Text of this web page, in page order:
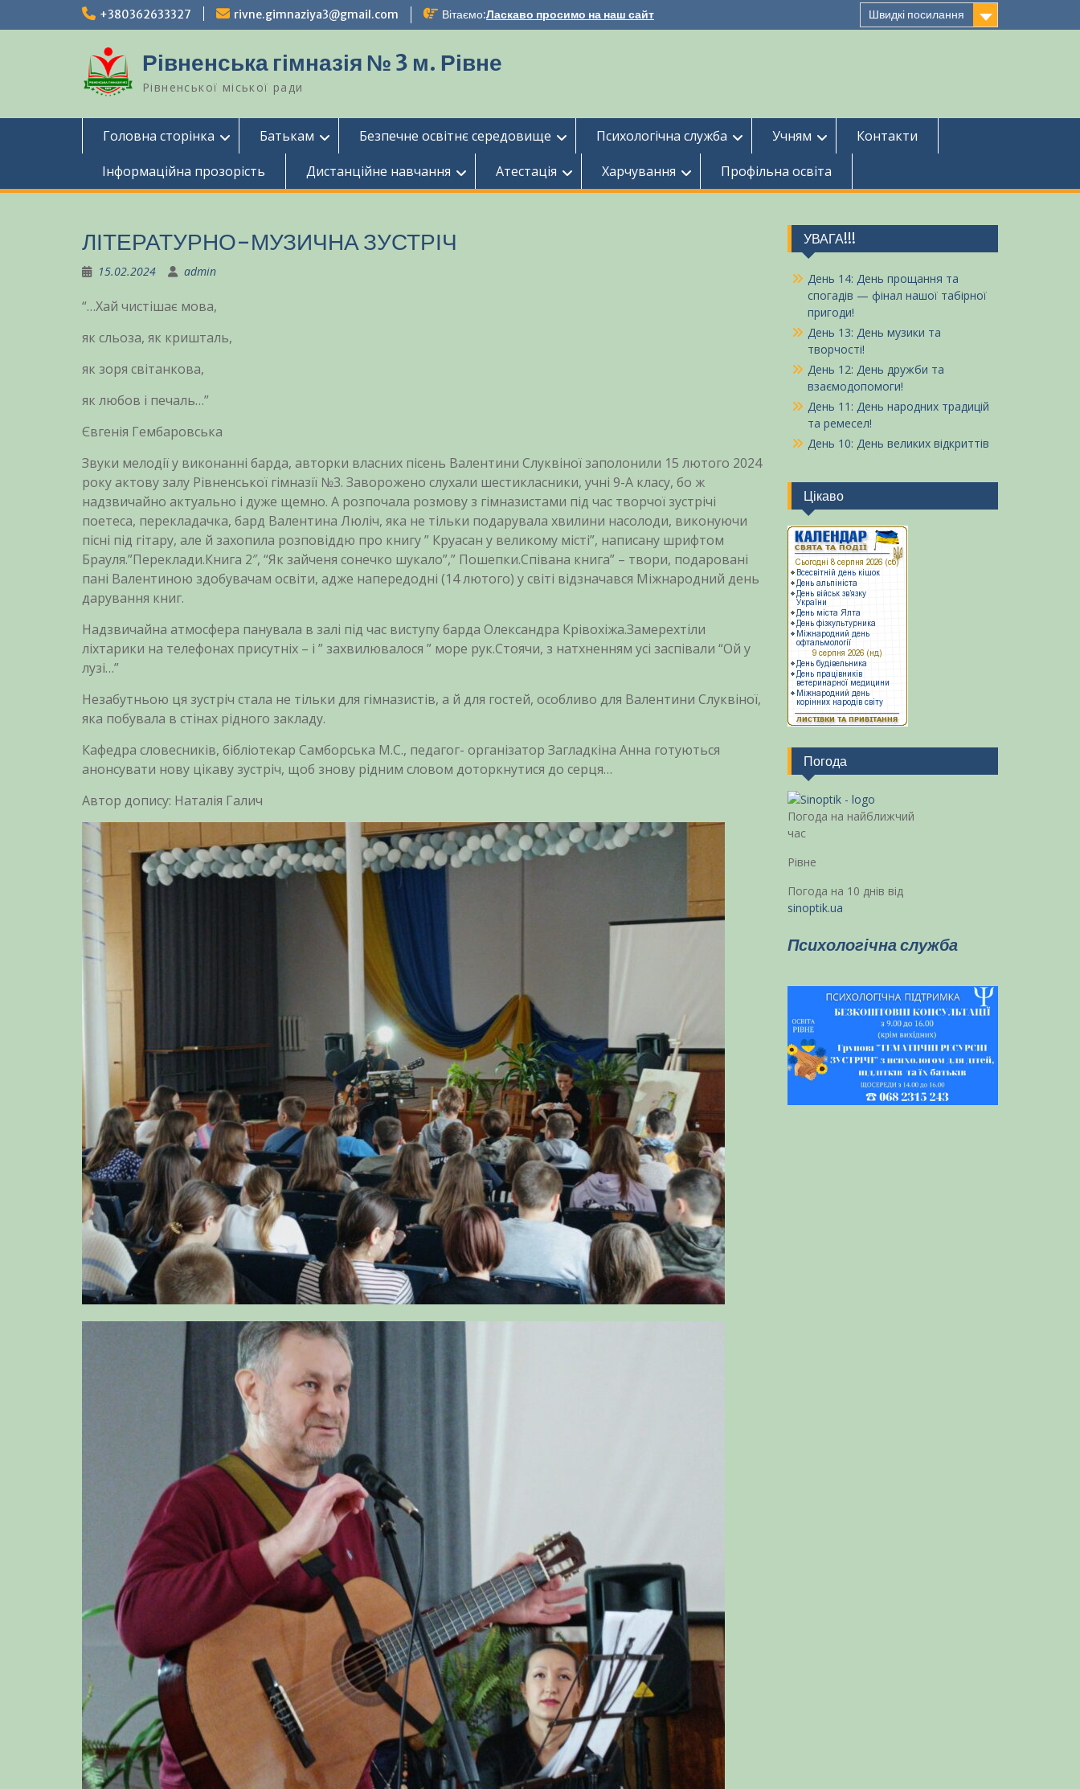
+380362633327 rivne.gimnaziya3@gmail.com Вітаємо:Ласкаво просимо на наш сайт Швидкі посилання
Рівненська гімназія № 3 м. Рівне
Рівненської міської ради
Головна сторінка Батькам Безпечне освітнє середовище Психологічна служба Учням
Контакти
Інформаційна прозорість
Дистанційне навчання Атестація Харчування Профільна освіта
ЛІТЕРАТУРНО-МУЗИЧНА ЗУСТРІЧ
15.02.2024 admin
“…Хай чистішає мова,
як сльоза, як кришталь,
як зоря світанкова,
як любов і печаль…”
Євгенія Гембаровська
Звуки мелодії у виконанні барда, авторки власних пісень Валентини Слуквіної заполонили 15 лютого 2024
року актову залу Рівненської гімназії №3. Заворожено слухали шестикласники, учні 9-А класу, бо ж
надзвичайно актуально і дуже щемно. А розпочала розмову з гімназистами під час творчої зустрічі
поетеса, перекладачка, бард Валентина Люліч, яка не тільки подарувала хвилини насолоди, виконуючи
пісні під гітару, але й захопила розповіддю про книгу ” Круасан у великому місті”, написану шрифтом
Брауля.”Переклади.Книга 2″, “Як зайченя сонечко шукало”,” Пошепки.Співана книга” – твори, подаровані
пані Валентиною здобувачам освіти, адже напередодні (14 лютого) у світі відзначався Міжнародний день
дарування книг.
Надзвичайна атмосфера панувала в залі під час виступу барда Олександра Крівохіжа.Замерехтіли
ліхтарики на телефонах присутніх – і ” захвилювалося ” море рук.Стоячи, з натхненням усі заспівали “Ой у
лузі…”
Незабутньою ця зустріч стала не тільки для гімназистів, а й для гостей, особливо для Валентини Слуквіної,
яка побувала в стінах рідного закладу.
Кафедра словесників, бібліотекар Самборська М.С., педагог- організатор Загладкіна Анна готуються
анонсувати нову цікаву зустріч, щоб знову рідним словом доторкнутися до серця…
Автор допису: Наталія Галич
УВАГА!!!
День 14: День прощання та
спогадів — фінал нашої табірної
пригоди!
День 13: День музики та
творчості!
День 12: День дружби та
взаємодопомоги!
День 11: День народних традицій
та ремесел!
День 10: День великих відкриттів
Цікаво
Погода
Погода на найближчий
час
Рівне
Погода на 10 днів від
sinoptik.ua
Психологічна служба